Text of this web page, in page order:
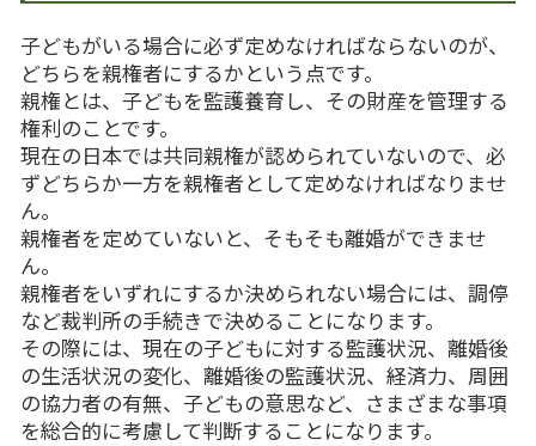
子どもがいる場合に必ず定めなければならないのが、
どちらを親権者にするかという点です。
親権とは、子どもを監護養育し、その財産を管理する
権利のことです。
現在の日本では共同親権が認められていないので、必
ずどちらか一方を親権者として定めなければなりませ
ん。
親権者を定めていないと、そもそも離婚ができませ
ん。
親権者をいずれにするか決められない場合には、調停
など裁判所の手続きで決めることになります。
その際には、現在の子どもに対する監護状況、離婚後
の生活状況の変化、離婚後の監護状況、経済力、周囲
の協力者の有無、子どもの意思など、さまざまな事項
を総合的に考慮して判断することになります。